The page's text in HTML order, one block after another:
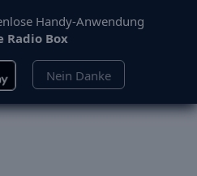
Handy-Anwendung
Radio Box
Nein Danke